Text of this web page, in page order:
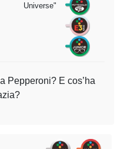
Universe"
Pepperoni? E cos’ha